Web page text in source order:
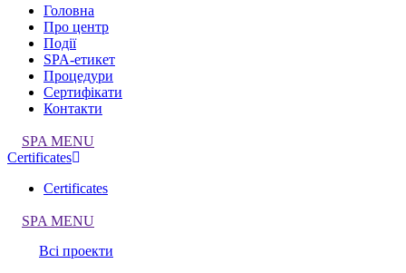
Головна
Про центр
Події
SPA-етикет
Процедури
Сертифікати
Контакти
SPA MENU
Certificates
Certificates
SPA MENU
Всі проекти